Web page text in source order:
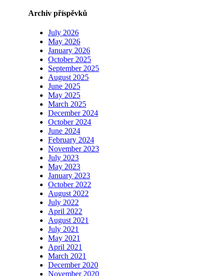
Archiv příspěvků
July 2026
May 2026
January 2026
October 2025
September 2025
August 2025
June 2025
May 2025
March 2025
December 2024
October 2024
June 2024
February 2024
November 2023
July 2023
May 2023
January 2023
October 2022
August 2022
July 2022
April 2022
August 2021
July 2021
May 2021
April 2021
March 2021
December 2020
November 2020